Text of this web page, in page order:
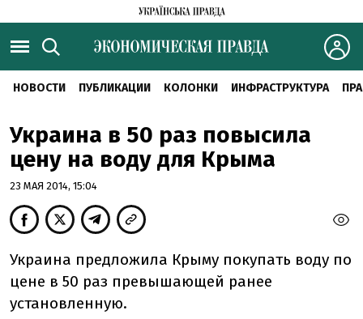
НОВОСТИ ПУБЛИКАЦИИ КОЛОНКИ ИНФРАСТРУКТУРА
Украина в 50 раз повысила
цену на воду для Крыма
23 МАЯ 2014, 15:04
Украина предложила Крыму покупать воду по
цене в 50 раз превышающей ранее
установленную.